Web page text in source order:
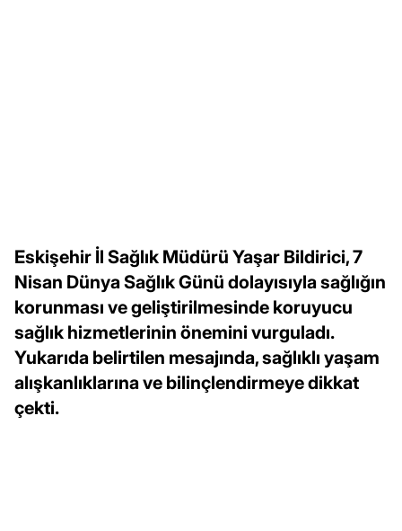
Eskişehir İl Sağlık Müdürü Yaşar Bildirici, 7
Nisan Dünya Sağlık Günü dolayısıyla sağlığın
korunması ve geliştirilmesinde koruyucu
sağlık hizmetlerinin önemini vurguladı.
Yukarıda belirtilen mesajında, sağlıklı yaşam
alışkanlıklarına ve bilinçlendirmeye dikkat
çekti.